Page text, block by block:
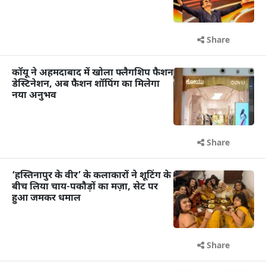
Share
कॉयू ने अहमदाबाद में खोला फ्लैगशिप फैशन
डेस्टिनेशन, अब फैशन शॉपिंग का मिलेगा
नया अनुभव
Share
‘हस्तिनापुर के वीर’ के कलाकारों ने शूटिंग के
बीच लिया चाय-पकौड़ों का मज़ा, सेट पर
हुआ जमकर धमाल
Share